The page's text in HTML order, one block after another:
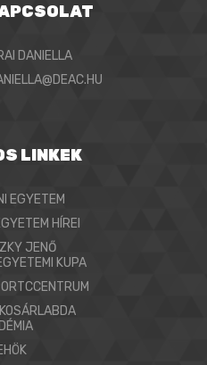
DANIELLA
LINKEK
EGYETEM
HÍREI
JENŐ
KUPA